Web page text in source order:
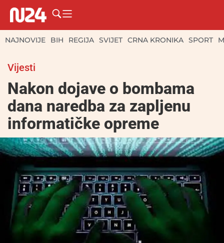
NAJNOVIJE BIH REGIJA SVIJET CRNA KRONIKA SPORT
Vijesti
Nakon dojave o bombama
dana naredba za zapljenu
informatičke opreme